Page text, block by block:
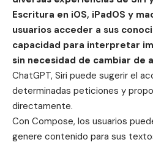
Escritura en iOS, iPadOS y
usuarios acceder a sus
capacidad para interpretar
sin necesidad de cambiar de
ChatGPT, Siri puede sugerir el
determinadas peticiones y
directamente.
Con Compose, los usuarios
genere contenido para sus